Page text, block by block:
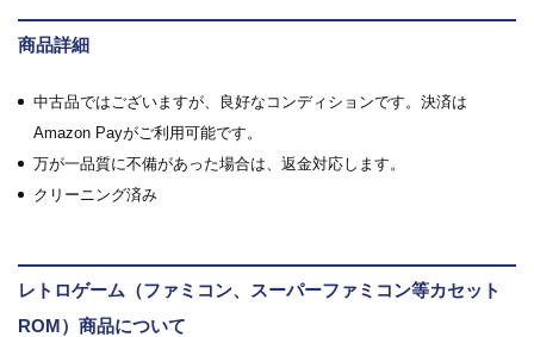
商品詳細
中古品ではございますが、良好なコンディションです。決済は
Amazon Payがご利用可能です。
万が一品質に不備があった場合は、返金対応します。
クリーニング済み
レトロゲーム（ファミコン、スーパーファミコン等カセット
ROM）商品について